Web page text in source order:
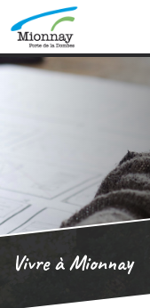
Vivre à Mionnay